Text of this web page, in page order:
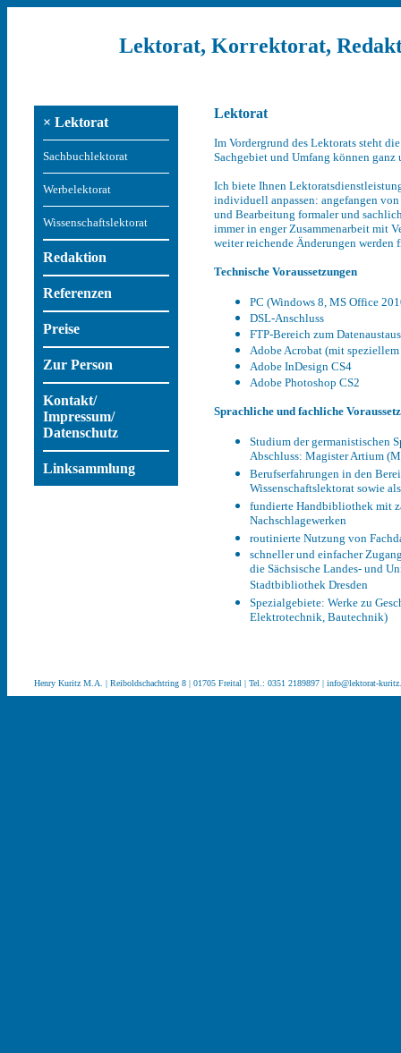
Lektorat, Korrektorat,
× Lektorat
Sachbuchlektorat
Werbelektorat
Wissenschaftslektorat
Redaktion
Referenzen
Preise
Zur Person
Kontakt/
Impressum/
Datenschutz
Linksammlung
Lektorat
Im Vordergrund des Lektorats steht
Sachgebiet und Umfang können
Ich biete Ihnen
individuell anpassen: angefangen
und Bearbeitung formaler und
immer in enger Zusammenarbeit mit
weiter reichende Änderungen
Technische Voraussetzungen
PC (Windows 8, MS Office
DSL-Anschluss
FTP-Bereich zum
Adobe Acrobat (mit
Adobe InDesign CS4
Adobe Photoshop CS2
Sprachliche und fachliche
Studium der germanistischen
Abschluss: Magister Artium
Berufserfahrungen in den
Wissenschaftslektorat sowie
fundierte Handbibliothek mit
Nachschlagewerken
routinierte Nutzung von
schneller und einfacher
die Sächsische Landes- und
Stadtbibliothek Dresden
Spezialgebiete: Werke zu
Elektrotechnik, Bautechnik)
Henry Kuritz M.A. | Reiboldschachtring 8 | 01705 Freital | Tel.: 0351 2189897 | info@lektorat-